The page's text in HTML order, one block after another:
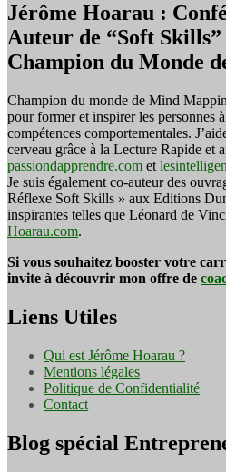
Jérôme Hoarau :
Auteur de “Soft Skills”
Champion du Monde
Champion du monde de Mind
pour former et inspirer les personnes
compétences comportementales.
cerveau grâce à la Lecture Rapide et
passiondapprendre.com et
Je suis également co-auteur des
Réflexe Soft Skills » aux Editions
inspirantes telles que Léonard de
Hoarau.com.
Si vous souhaitez booster votre
invite à découvrir mon offre de
Liens Utiles
Qui est Jérôme Hoarau ?
Mentions légales
Politique de Confidentialité
Contact
Blog spécial